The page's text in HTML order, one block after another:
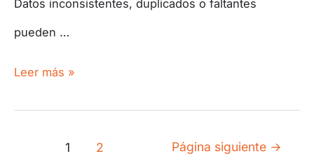
Datos inconsistentes, duplicados o faltantes
pueden …
Leer más »
1 2 Página siguiente →